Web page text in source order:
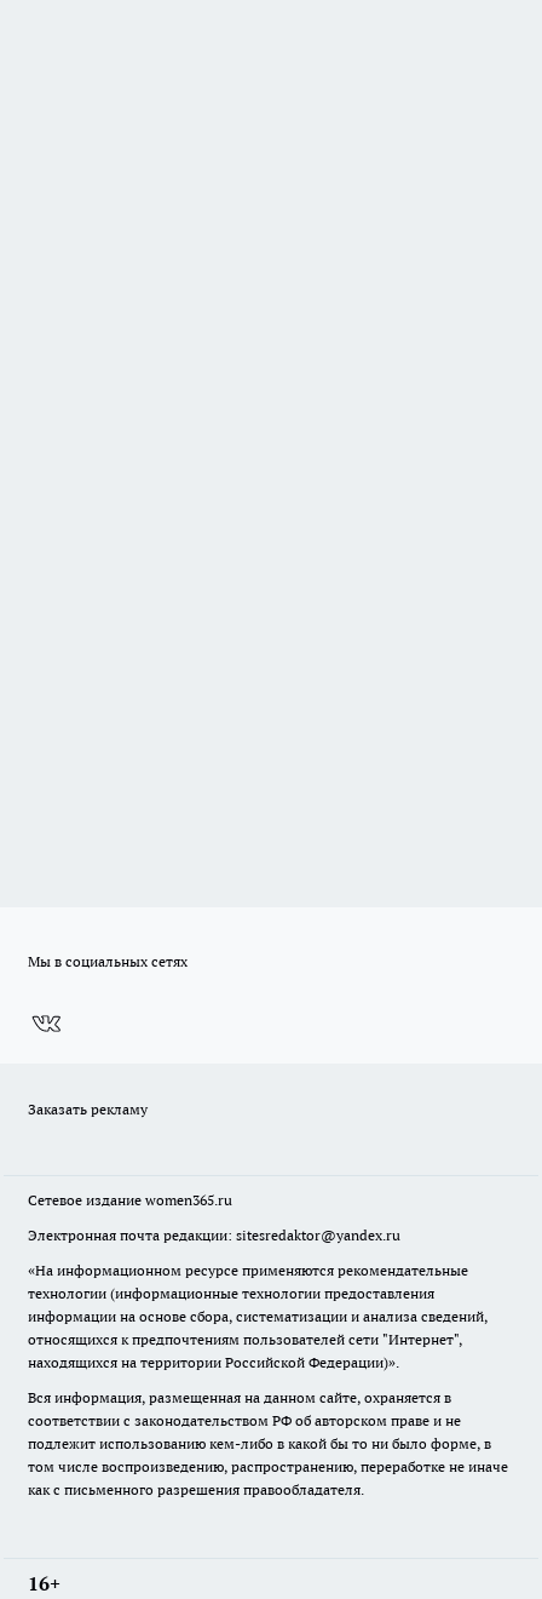
Мы в социальных сетях
Заказать рекламу
Сетевое издание women365.ru
Электронная почта редакции: sitesredaktor@yandex.ru
«На информационном ресурсе применяются рекомендательные
технологии (информационные технологии предоставления
информации на основе сбора, систематизации и анализа сведений,
относящихся к предпочтениям пользователей сети "Интернет",
находящихся на территории Российской Федерации)».
Вся информация, размещенная на данном сайте, охраняется в
соответствии с законодательством РФ об авторском праве и не
подлежит использованию кем-либо в какой бы то ни было форме, в
том числе воспроизведению, распространению, переработке не иначе
как с письменного разрешения правообладателя.
16+